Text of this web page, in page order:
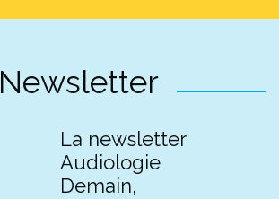
Newsletter
La newsletter
Audiologie
Demain,